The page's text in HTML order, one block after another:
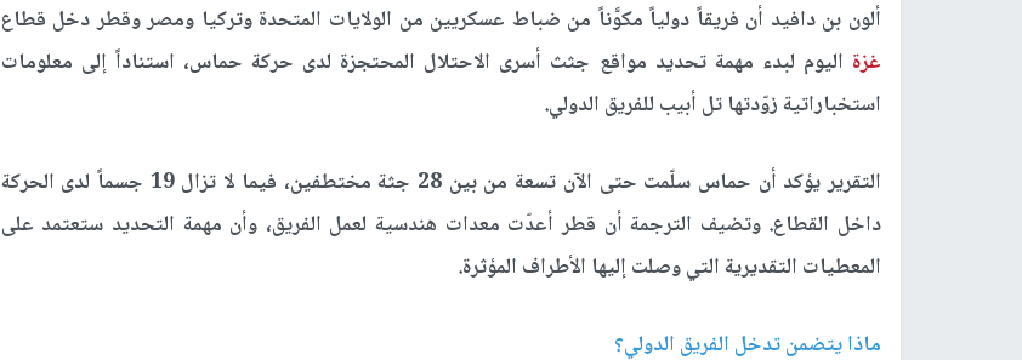
ألون بن دافيد أن فريقاً دولياً مكوَّناً من ضباط عسكريين من الولايات المتحدة وتركيا ومصر وقطر دخل قطاع
غزة اليوم لبدء مهمة تحديد مواقع جثث أسرى الاحتلال المحتجزة لدى حركة حماس، استناداً إلى معلومات
استخباراتية زوّدتها تل أبيب للفريق الدولي.
التقرير يؤكد أن حماس سلّمت حتى الآن تسعة من بين 28 جثة مختطفين، فيما لا تزال 19 جسماً لدى الحركة
داخل القطاع. وتضيف الترجمة أن قطر أعدّت معدات هندسية لعمل الفريق، وأن مهمة التحديد ستعتمد على
المعطيات التقديرية التي وصلت إليها الأطراف المؤثرة.
ماذا يتضمن تدخل الفريق الدولي؟